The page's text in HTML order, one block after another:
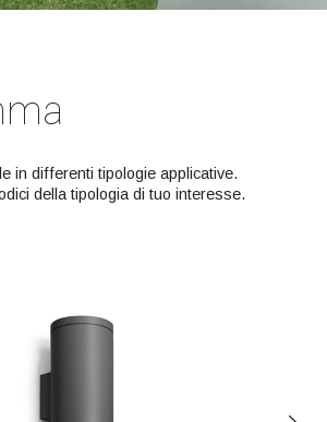
in differenti tipologie applicative.
della tipologia di tuo interesse.